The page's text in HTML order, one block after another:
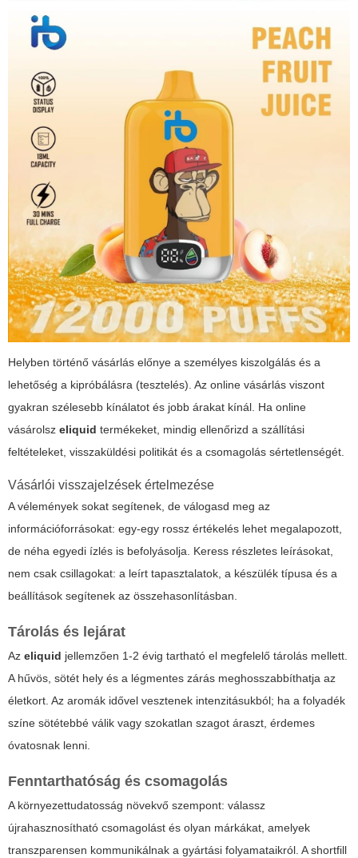
Helyben történő vásárlás előnye a személyes kiszolgálás és a
lehetőség a kipróbálásra (tesztelés). Az online vásárlás viszont
gyakran szélesebb kínálatot és jobb árakat kínál. Ha online
vásárolsz eliquid termékeket, mindig ellenőrizd a szállítási
feltételeket, visszaküldési politikát és a csomagolás sértetlenségét.
Vásárlói visszajelzések értelmezése
A vélemények sokat segítenek, de válogasd meg az
információforrásokat: egy-egy rossz értékelés lehet megalapozott,
de néha egyedi ízlés is befolyásolja. Keress részletes leírásokat,
nem csak csillagokat: a leírt tapasztalatok, a készülék típusa és a
beállítások segítenek az összehasonlításban.
Tárolás és lejárat
Az eliquid jellemzően 1-2 évig tartható el megfelelő tárolás mellett.
A hűvös, sötét hely és a légmentes zárás meghosszabbíthatja az
életkort. Az aromák idővel vesztenek intenzitásukból; ha a folyadék
színe sötétebbé válik vagy szokatlan szagot áraszt, érdemes
óvatosnak lenni.
Fenntarthatóság és csomagolás
A környezettudatosság növekvő szempont: válassz
újrahasznosítható csomagolást és olyan márkákat, amelyek
transzparensen kommunikálnak a gyártási folyamataikról. A shortfill